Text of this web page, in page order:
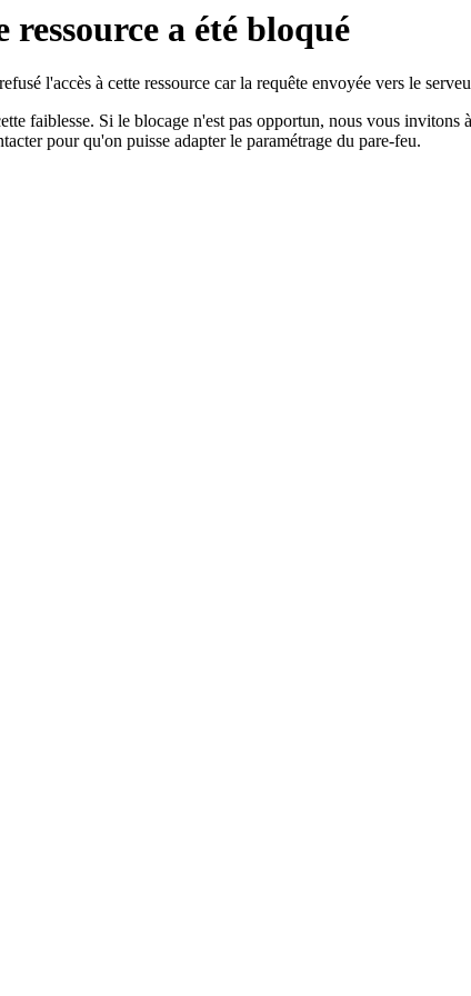
ressource a été bloqué
l'accès à cette ressource car la requête envoyée vers le
faiblesse. Si le blocage n'est pas opportun, nous vous invitons
pour qu'on puisse adapter le paramétrage du pare-feu.